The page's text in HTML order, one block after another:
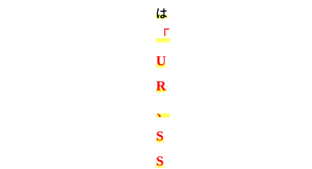
は
「
U
R
、
S
S